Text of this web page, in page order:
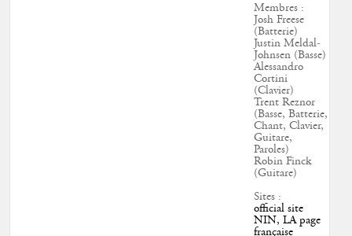
Membres :
Josh Freese
(Batterie)
Justin Meldal-
Johnsen (Basse)
Alessandro
Cortini
(Clavier)
Trent Reznor
(Basse, Batterie,
Chant, Clavier,
Guitare,
Paroles)
Robin Finck
(Guitare)
Sites :
official site
NIN, LA page
française